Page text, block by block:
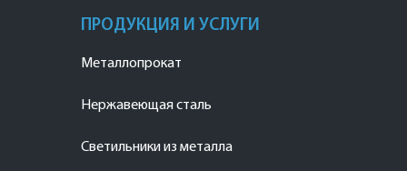
ПРОДУКЦИЯ И УСЛУГИ
Металлопрокат
Нержавеющая сталь
Светильники из металла